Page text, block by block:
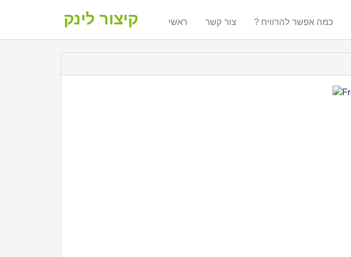
קיצור לינק ראשי צור קשר ? כמה אפשר להרוויח